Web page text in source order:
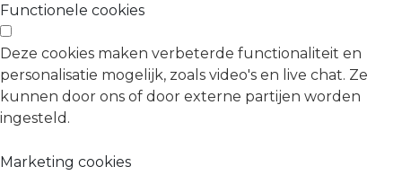
Functionele cookies
Deze cookies maken verbeterde functionaliteit en
personalisatie mogelijk, zoals video's en live chat. Ze
kunnen door ons of door externe partijen worden
ingesteld.
Marketing cookies